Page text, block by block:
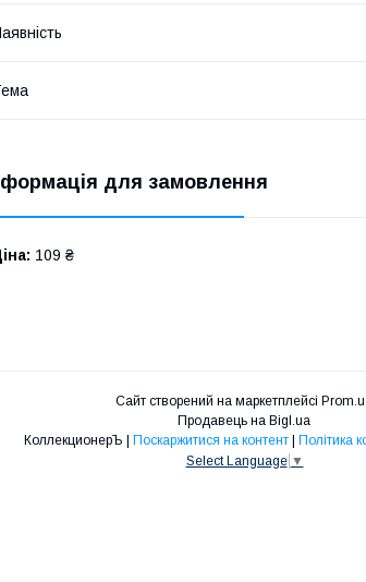
для замовлення
109 ₴
Сайт створений на маркетплейсі
Продавець на Bigl.ua
Поскаржитися на контент
Політика
Select Language ▼